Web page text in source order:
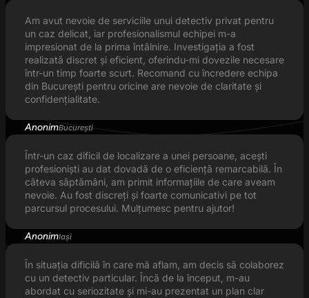
Am avut nevoie de serviciile unui detectiv privat pentru
un caz delicat, iar profesionalismul echipei m-a
impresionat de la prima întâlnire. Investigația a fost
realizată discret și eficient, oferindu-mi dovezile necesare
într-un timp foarte scurt. Recomand cu încredere echipa
din București pentru oricine are nevoie de claritate și
confidențialitate.
AnonimBucurești
Într-un caz dificil de localizare a unei persoane, acești
profesioniști au dat dovadă de o eficiență remarcabilă. În
câteva săptămâni, am primit informațiile de care aveam
nevoie. Au fost discreți și foarte comunicativi pe tot
parcursul procesului. Mulțumesc pentru ajutor!
AnonimIași
În situația dificilă în care mă aflam, am decis să colaborez
cu un detectiv particular. Încă de la început, m-au
abordat cu seriozitate și mi-au prezentat un plan clar